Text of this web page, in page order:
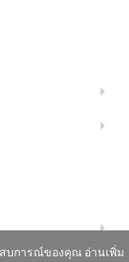
สบการณ์ของคุณ อ่านเพิ่ม